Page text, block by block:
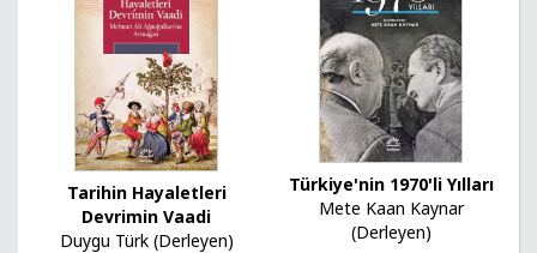
Tarihin Hayaletleri
Devrimin Vaadi
Duygu Türk (Derleyen)
Türkiye'nin 1970'li Yılları
Mete Kaan Kaynar
(Derleyen)